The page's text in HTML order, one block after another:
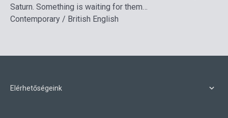
Saturn. Something is waiting for them…
Contemporary / British English
Elérhetőségeink